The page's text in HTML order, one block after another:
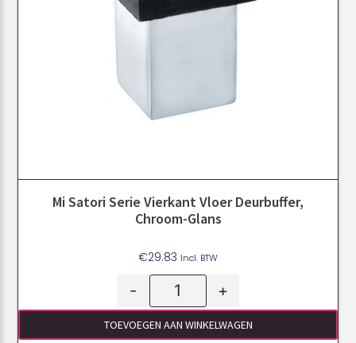
Mi Satori Serie Vierkant Vloer Deurbuffer,
Chroom-Glans
€29.83 Incl. BTW
- +
TOEVOEGEN AAN WINKELWAGEN